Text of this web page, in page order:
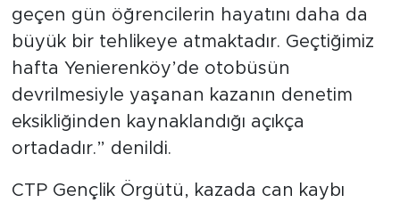
geçen gün öğrencilerin hayatını daha da
büyük bir tehlikeye atmaktadır. Geçtiğimiz
hafta Yenierenköy’de otobüsün
devrilmesiyle yaşanan kazanın denetim
eksikliğinden kaynaklandığı açıkça
ortadadır.” denildi.
CTP Gençlik Örgütü, kazada can kaybı